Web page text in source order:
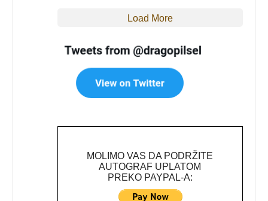
Load More
MOLIMO VAS DA PODRŽITE
AUTOGRAF UPLATOM
PREKO PAYPAL-A: